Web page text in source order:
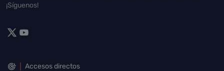
¡Síguenos!
Accesos directos